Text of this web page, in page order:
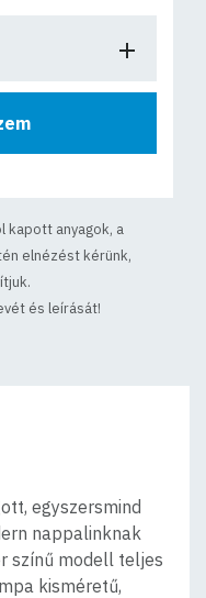
anyagok, a
elnézést kérünk,
és leírását!
egyszersmind
nappalinknak
színű modell teljes
kisméretű,